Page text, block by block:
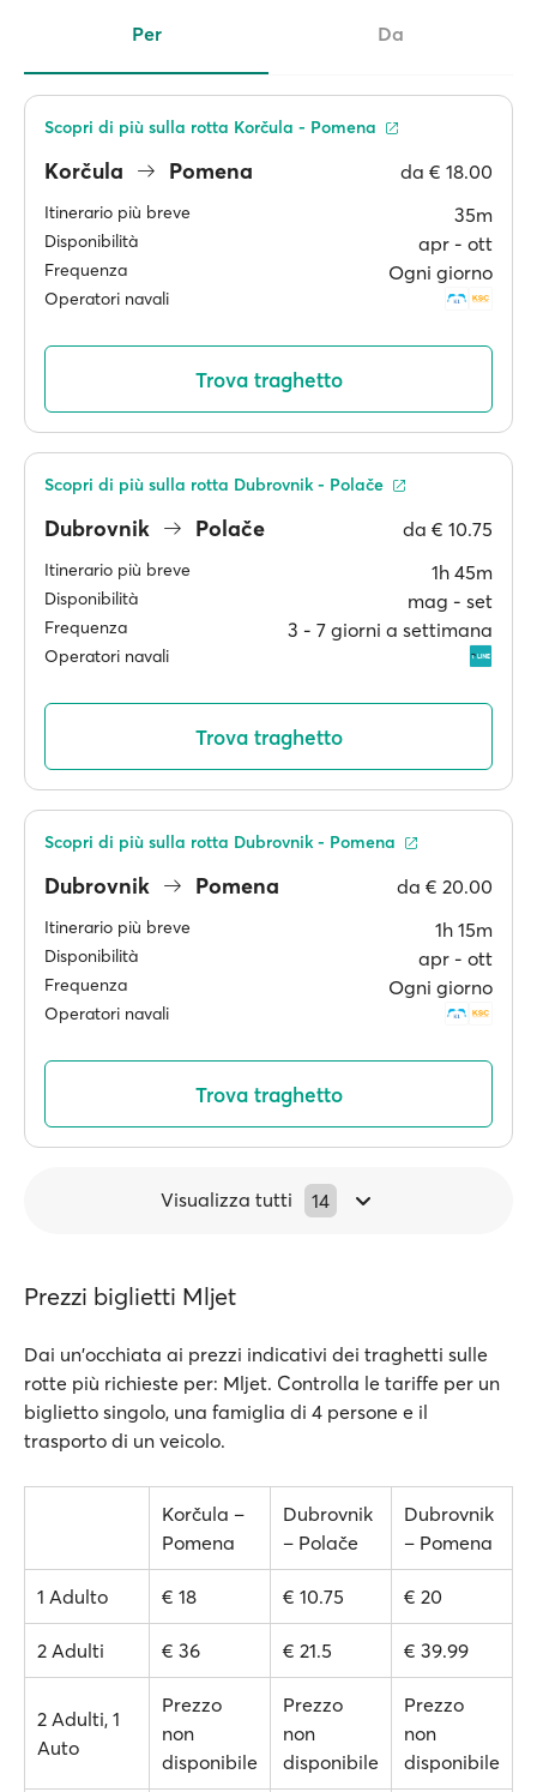
Per Da
Korčula Pomena da € 18.00
Itinerario più breve 35m
Disponibilità apr ‐ ott
Frequenza Ogni giorno
Operatori navali
Scopri di più sulla rotta Korčula - Pomena
Trova traghetto
Dubrovnik Polače da € 10.75
Itinerario più breve 1h 45m
Disponibilità mag ‐ set
Frequenza 3 ‐ 7 giorni a settimana
Operatori navali
Scopri di più sulla rotta Dubrovnik - Polače
Trova traghetto
Dubrovnik Pomena da € 20.00
Itinerario più breve 1h 15m
Disponibilità apr ‐ ott
Frequenza Ogni giorno
Operatori navali
Scopri di più sulla rotta Dubrovnik - Pomena
Trova traghetto
Visualizza tutti 14
Prezzi biglietti Mljet
Dai un'occhiata ai prezzi indicativi dei traghetti sulle
rotte più richieste per: Mljet. Controlla le tariffe per un
biglietto singolo, una famiglia di 4 persone e il
trasporto di un veicolo.
Korčula –
Pomena
Dubrovnik
– Polače
Dubrovnik
– Pomena
1 Adulto € 18 € 10.75 € 20
2 Adulti € 36 € 21.5 € 39.99
2 Adulti, 1
Auto
Prezzo
non
disponibile
Prezzo
non
disponibile
Prezzo
non
disponibile